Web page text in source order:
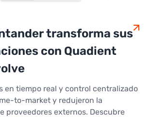
transforma sus
con Quadient
en tiempo real y control centralizado
to-market y redujeron la
proveedores externos. Descubre